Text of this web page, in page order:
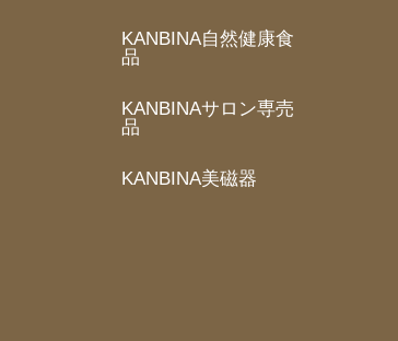
KANBINA自然健康食
品
KANBINAサロン専売
品
KANBINA美磁器